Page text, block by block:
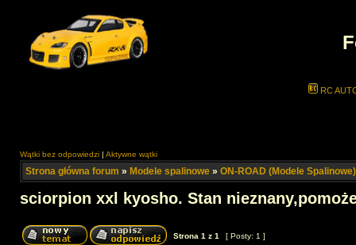
RC
Wątki bez odpowiedzi | Aktywne wątki
Strona główna forum » Modele spalinowe » ON-ROAD (Modele Spalinowe)
sciorpion xxl kyosho. Stan
Strona 1 z 1 [ Posty: 1 ]